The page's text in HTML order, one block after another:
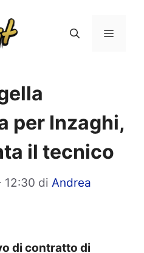
Menu
per Inzaghi,
il tecnico
12:30 di Andrea
di contratto di